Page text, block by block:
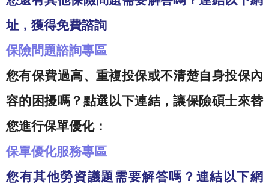
址，獲得免費諮詢
保險問題諮詢專區
您有保費過高、重複投保或不清楚自身投保內
容的困擾嗎？點選以下連結，讓保險碩士來替
您進行保單優化：
保單優化服務專區
您有其他勞資議題需要解答嗎？連結以下網